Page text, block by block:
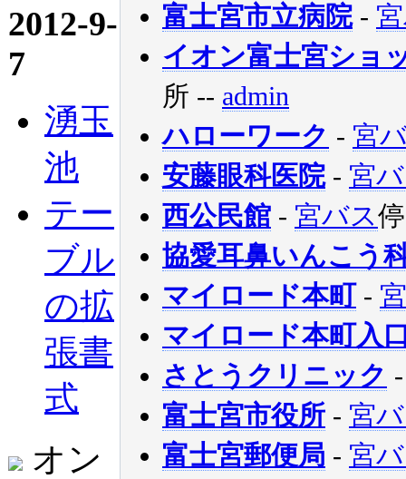
2012-9-
7
湧玉
池
テー
ブル
の拡
張書
式
オン
富士宮市立病院-
イオン富士宮ショ
所 -- admin
ハローワーク - 宮
安藤眼科医院- 宮
西公民館 - 宮バス
協愛耳鼻いんこう
マイロード本町-
マイロード本町入
さとうクリニック
富士宮市役所 - 宮
富士宮郵便局 - 宮